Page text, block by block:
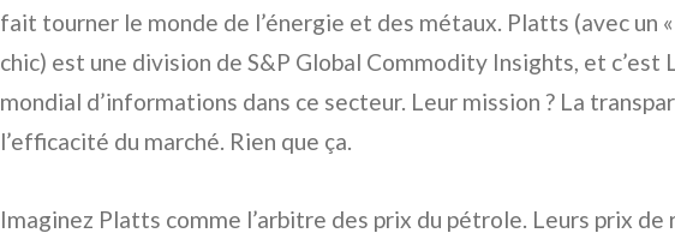
fait tourner le monde de l’énergie et des métaux. Platts (avec un
chic) est une division de S&P Global Commodity Insights, et c’est
mondial d’informations dans ce secteur. Leur mission ? La
l’efficacité du marché. Rien que ça.
Imaginez Platts comme l’arbitre des prix du pétrole. Leurs prix de